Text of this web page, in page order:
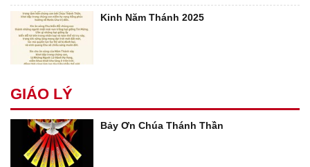
Kinh Năm Thánh 2025
GIÁO LÝ
Bảy Ơn Chúa Thánh Thần